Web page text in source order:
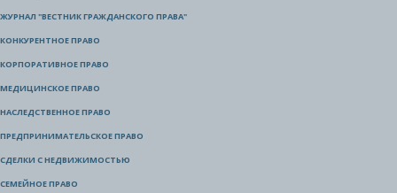
ЖУРНАЛ "ВЕСТНИК ГРАЖДАНСКОГО ПРАВА"
КОНКУРЕНТНОЕ ПРАВО
КОРПОРАТИВНОЕ ПРАВО
МЕДИЦИНСКОЕ ПРАВО
НАСЛЕДСТВЕННОЕ ПРАВО
ПРЕДПРИНИМАТЕЛЬСКОЕ ПРАВО
СДЕЛКИ С НЕДВИЖИМОСТЬЮ
СЕМЕЙНОЕ ПРАВО